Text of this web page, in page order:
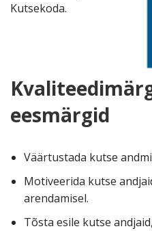
Kutsekoda.
eesmärgid
Väärtustada kutse
Motiveerida kutse
arendamisel.
Tõsta esile kutse